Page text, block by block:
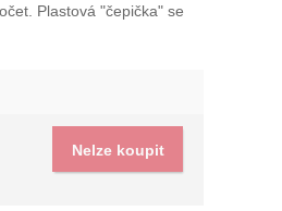
Plastová "čepička" se
Nelze koupit